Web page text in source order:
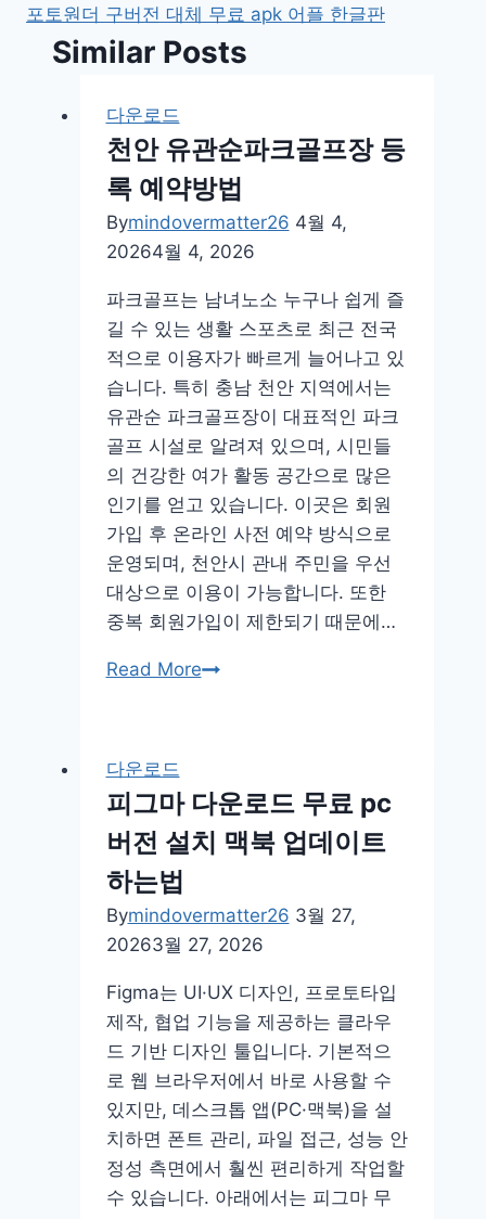
색
포토원더 구버전 대체 무료 apk 어플 한글판
Similar Posts
다운로드
천안 유관순파크골프장 등
록 예약방법
Bymindovermatter26 4월 4,
20264월 4, 2026
파크골프는 남녀노소 누구나 쉽게 즐
길 수 있는 생활 스포츠로 최근 전국
적으로 이용자가 빠르게 늘어나고 있
습니다. 특히 충남 천안 지역에서는
유관순 파크골프장이 대표적인 파크
골프 시설로 알려져 있으며, 시민들
의 건강한 여가 활동 공간으로 많은
인기를 얻고 있습니다. 이곳은 회원
가입 후 온라인 사전 예약 방식으로
운영되며, 천안시 관내 주민을 우선
대상으로 이용이 가능합니다. 또한
중복 회원가입이 제한되기 때문에…
Read More천
파
크
장
등
록
예
약
방
법
다운로드
피그마 다운로드 무료 pc
버전 설치 맥북 업데이트
하는법
Bymindovermatter26 3월 27,
20263월 27, 2026
Figma는 UI·UX 디자인, 프로토타입
제작, 협업 기능을 제공하는 클라우
드 기반 디자인 툴입니다. 기본적으
로 웹 브라우저에서 바로 사용할 수
있지만, 데스크톱 앱(PC·맥북)을 설
치하면 폰트 관리, 파일 접근, 성능 안
정성 측면에서 훨씬 편리하게 작업할
수 있습니다. 아래에서는 피그마 무